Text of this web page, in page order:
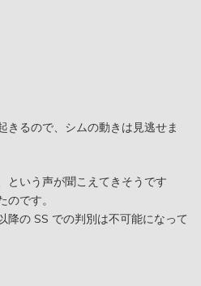
きるので、シムの動きは見逃せま
という声が聞こえてきそうです
です。
降の SS での判別は不可能になって